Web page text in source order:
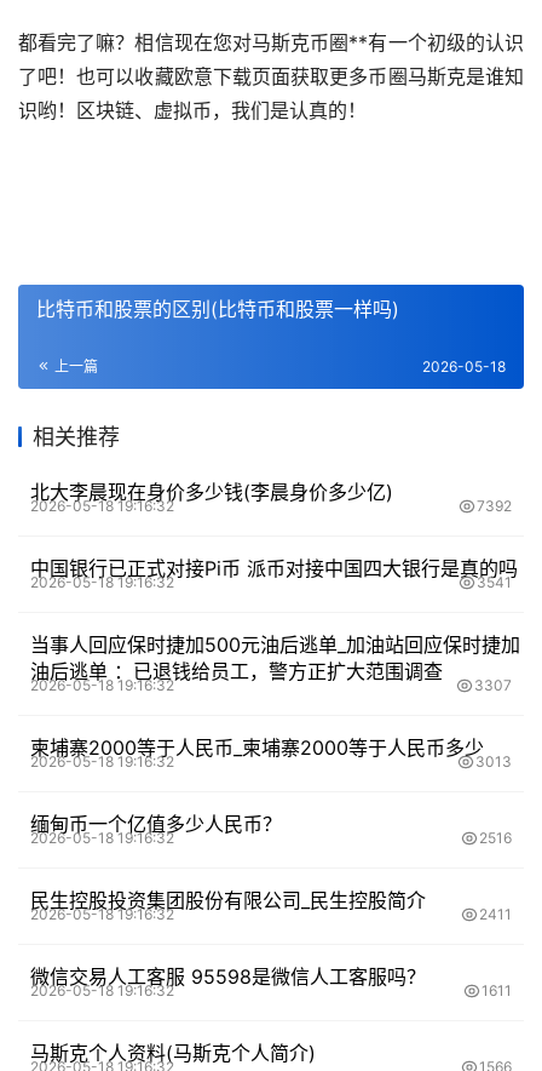
都看完了嘛？相信现在您对马斯克币圈**有一个初级的认识
了吧！也可以收藏欧意下载页面获取更多币圈马斯克是谁知
识哟！区块链、虚拟币，我们是认真的！
比特币和股票的区别(比特币和股票一样吗)
上一篇 2026-05-18
相关推荐
北大李晨现在身价多少钱(李晨身价多少亿)
2026-05-18 19:16:32 7392
中国银行已正式对接Pi币 派币对接中国四大银行是真的吗
2026-05-18 19:16:32 3541
当事人回应保时捷加500元油后逃单_加油站回应保时捷加
油后逃单 ：已退钱给员工，警方正扩大范围调查
2026-05-18 19:16:32 3307
柬埔寨2000等于人民币_柬埔寨2000等于人民币多少
2026-05-18 19:16:32 3013
缅甸币一个亿值多少人民币？
2026-05-18 19:16:32 2516
民生控股投资集团股份有限公司_民生控股简介
2026-05-18 19:16:32 2411
微信交易人工客服 95598是微信人工客服吗？
2026-05-18 19:16:32 1611
马斯克个人资料(马斯克个人简介)
2026-05-18 19:16:32 1566